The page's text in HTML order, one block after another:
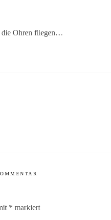
die Ohren fliegen…
* markiert